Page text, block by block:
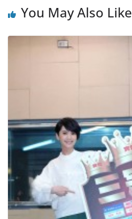
You May Also Like